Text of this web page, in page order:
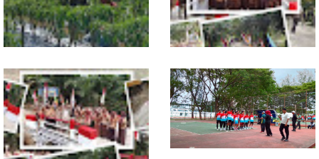
Pendampingan Babinsa
Dorong Petani Tingkatkan Hasil
Tanaman Cabai
Jembatan Garuda Rampung,
Akses Warga Teladan Baru–
Kuala Kepeng Kini Semakin
Lancar